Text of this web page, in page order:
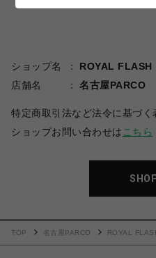
ショップ名
ROYAL FLASH
店舗名
名古屋PARCO
特定商取引法など法令に基づく
ショップお問い合わせは こちら
TOP 名古屋PARCO ROYAL